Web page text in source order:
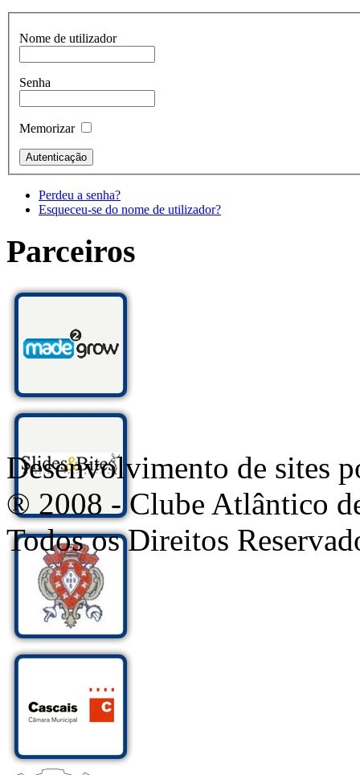
Nome de utilizador
Senha
Memorizar
Perdeu a senha?
Esqueceu-se do nome de utilizador?
Parceiros
Desenvolvimento de sites
® 2008 - Clube Atlântico
Todos os Direitos